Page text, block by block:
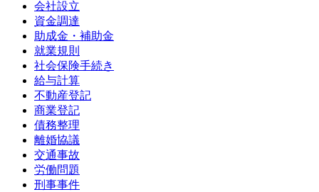
会社設立
資金調達
助成金・補助金
就業規則
社会保険手続き
給与計算
不動産登記
商業登記
債務整理
離婚協議
交通事故
労働問題
刑事事件